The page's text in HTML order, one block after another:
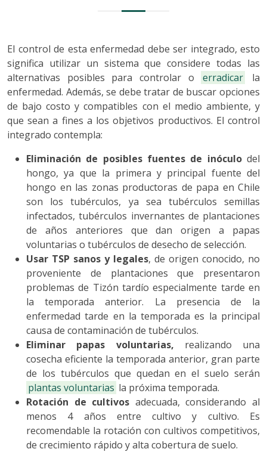
El control de esta enfermedad debe ser integrado, esto
significa utilizar un sistema que considere todas las
alternativas posibles para controlar o
erradicar
la
enfermedad. Además, se debe tratar de buscar opciones
de bajo costo y compatibles con el medio ambiente, y
que sean a fines a los objetivos productivos. El control
integrado contempla:
Eliminación de posibles fuentes de inóculodel
hongo, ya que la primera y principal fuente del
hongo en las zonas productoras de papa en Chile
son los tubérculos, ya sea tubérculos semillas
infectados, tubérculos invernantes de plantaciones
de años anteriores que dan origen a papas
voluntarias o tubérculos de desecho de selección.
Usar TSP sanos y legales, de origen conocido, no
proveniente de plantaciones que presentaron
problemas de Tizón tardío especialmente tarde en
la temporada anterior. La presencia de la
enfermedad tarde en la temporada es la principal
causa de contaminación de tubérculos.
Eliminar papas voluntarias, realizando una
cosecha eficiente la temporada anterior, gran parte
de los tubérculos que quedan en el suelo serán
plantas voluntarias la próxima temporada.
Rotación de cultivos adecuada, considerando al
menos 4 años entre cultivo y cultivo. Es
recomendable la rotación con cultivos competitivos,
de crecimiento rápido y alta cobertura de suelo.